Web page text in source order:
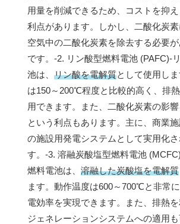
用量を削減できるため、コストを抑
利点があります。しかし、二酸化炭素
空気中の二酸化炭素を除去する必要
です。-2. リン酸型燃料電池 (PAFC)-
池は、 リン酸を電解質として使用し
は150～200℃程度と比較的高く、排
用できます。また、二酸化炭素の影
という利点もあります。主に、商業
の施設用発電システムとして実用化さ
す。-3. 溶融炭酸塩型燃料電池
燃料電池は、 溶融した炭酸塩を電解質
ます。動作温度は600～700℃と非常
電効率を実現できます。また、排熱
ジェネレーションシステムへの適用